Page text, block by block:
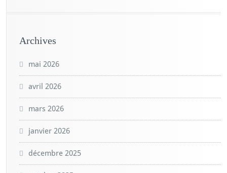
Archives
mai 2026
avril 2026
mars 2026
janvier 2026
décembre 2025